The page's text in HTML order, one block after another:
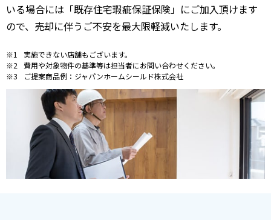
いる場合には「既存住宅瑕疵保証保険」にご加入頂けます
ので、売却に伴うご不安を最大限軽減いたします。
実施できない店舗もございます。
費用や対象物件の基準等は担当者にお問い合わせください。
ご提案商品例：ジャパンホームシールド株式会社